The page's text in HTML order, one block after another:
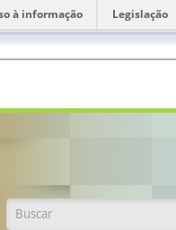
à informação Legislação